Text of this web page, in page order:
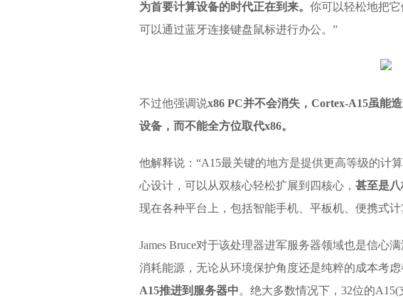
为首要计算设备的时代正在到来。 你可以轻松地把
可以通过蓝牙连接键盘鼠标进行办公。”
不过他强调说x86 PC并不会消失，Cortex-A15虽能
设备，而不能全方位取代x86。
他解释说：“A15最关键的地方是提供更高等级的计
心设计，可以从双核心轻松扩展到四核心， 甚至是
现在各种平台上，包括智能手机、平板机、便携式
James Bruce对于该处理器进军服务器领域也是信心
消耗能源，无论从环境保护角度还是纯粹的成本考
A15推进到服务器中。绝大多数情况下，32位的